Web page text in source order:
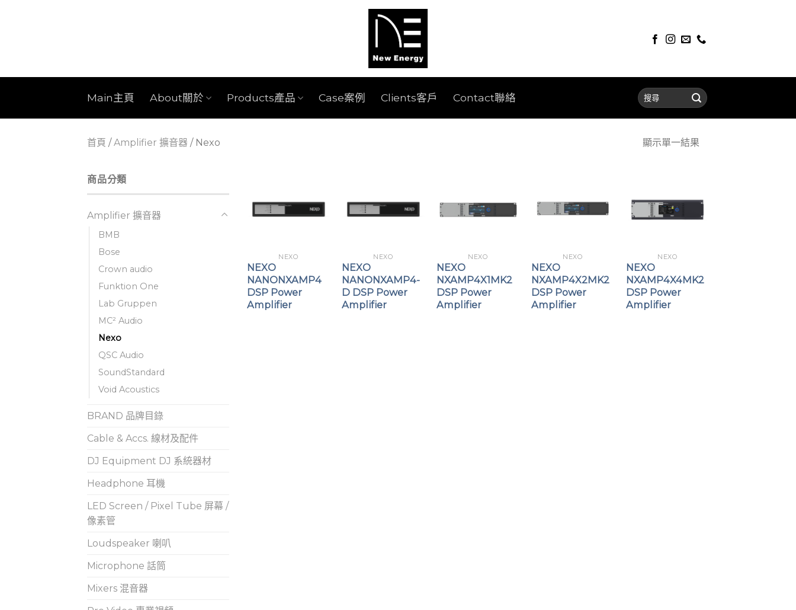
Main主頁 About關於 Products產品 Case案例 Clients客戶 Contact聯絡
首頁 /Amplifier 擴音器 / Nexo 顯示單一結果
商品分類
Amplifier 擴音器
BMB
Bose
Crown audio
Funktion One
Lab Gruppen
MC² Audio
Nexo
QSC Audio
SoundStandard
Void Acoustics
BRAND 品牌目錄
Cable & Accs. 線材及配件
DJ Equipment DJ 系統器材
Headphone 耳機
LED Screen / Pixel Tube 屏幕 /
像素管
Loudspeaker 喇叭
Microphone 話筒
Mixers 混音器
NEXO
NEXO
NANONXAMP4
DSP Power
Amplifier
NEXO
NEXO
NANONXAMP4-
D DSP Power
Amplifier
NEXO
NEXO
NXAMP4X1MK2
DSP Power
Amplifier
NEXO
NEXO
NXAMP4X2MK2
DSP Power
Amplifier
NEXO
NEXO
NXAMP4X4MK2
DSP Power
Amplifier